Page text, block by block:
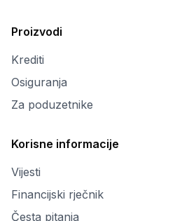
Proizvodi
Krediti
Osiguranja
Za poduzetnike
Korisne informacije
Vijesti
Financijski rječnik
Česta pitanja